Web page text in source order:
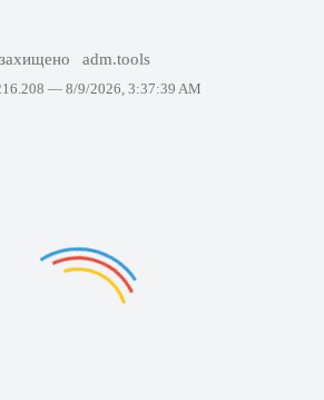
захищено adm.tools
— 8/9/2026, 3:37:39 AM